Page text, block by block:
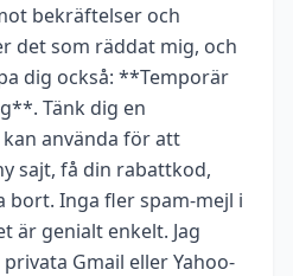
bekräftelser och
det som räddat mig, och
dig också: **Temporär
Tänk dig en
använda för att
sajt, få din rabattkod,
bort. Inga fler spam-mejl i
är genialt enkelt. Jag
Gmail eller Yahoo-